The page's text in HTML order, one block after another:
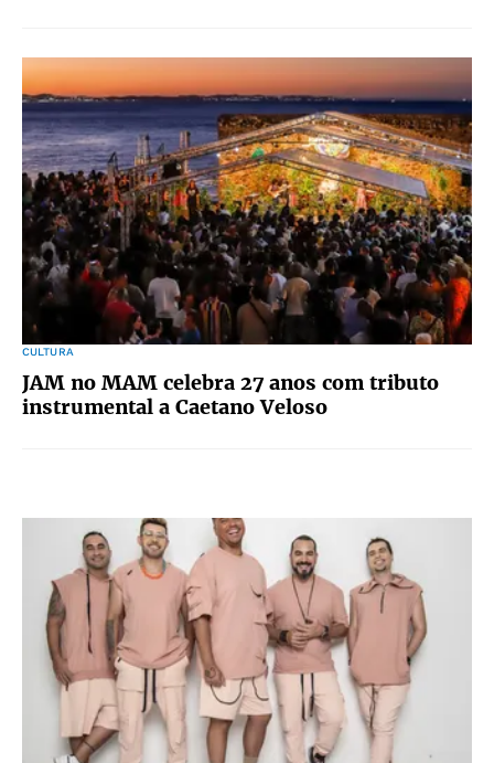
CULTURA
JAM no MAM celebra 27 anos com tributo
instrumental a Caetano Veloso